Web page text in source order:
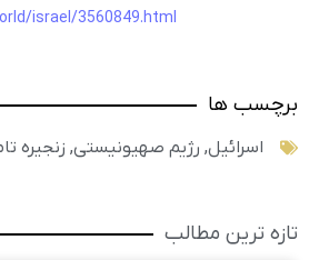
israel/3560849.html
برچسب ها
اسرائیل, رژیم صهیونیستی, زنجیره
تازه ترین مطالب